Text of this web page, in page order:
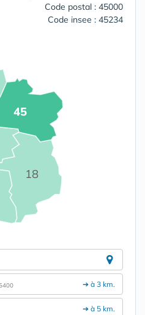
Code postal : 45000
Code insee : 45234
18
45
➔ à 3 km.
➔ à 5 km.